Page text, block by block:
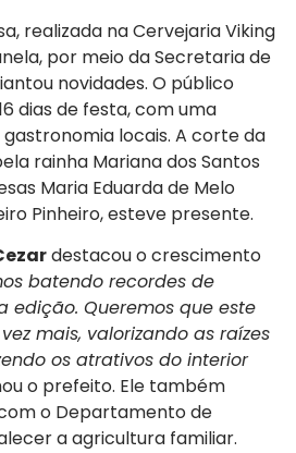
realizada na Cervejaria Viking
por meio da Secretaria de
novidades. O público
dias de festa, com uma
locais. A corte da
rainha Mariana dos Santos
Maria Eduarda de Melo
Pinheiro, esteve presente.
destacou o crescimento
batendo recordes de
edição. Queremos que este
mais, valorizando as raízes
os atrativos do interior
o prefeito. Ele também
o Departamento de
a agricultura familiar.